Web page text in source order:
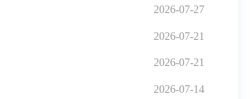
2026-07-27
2026-07-21
2026-07-21
2026-07-14